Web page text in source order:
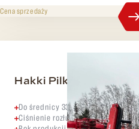
Cena sprzedaży
Hakki Pilke Raven 33
Do średnicy 33 cm,
Ciśnienie rozłupywania 6 t,